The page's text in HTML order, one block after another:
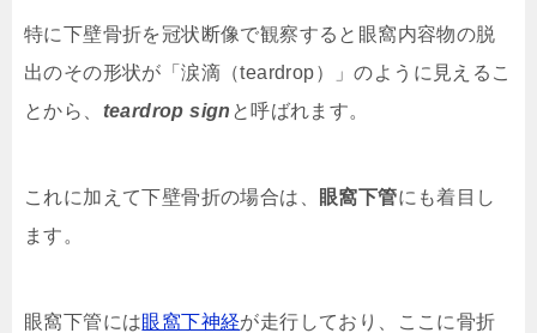
特に下壁骨折を冠状断像で観察すると眼窩内容物の脱
出のその形状が「涙滴（teardrop）」のように見えるこ
とから、 teardrop sign と呼ばれます。
これに加えて下壁骨折の場合は、 眼窩下管にも着目し
ます。
眼窩下管には眼窩下神経が走行しており、ここに骨折